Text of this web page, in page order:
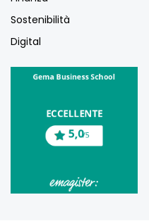
Sostenibilità
Digital